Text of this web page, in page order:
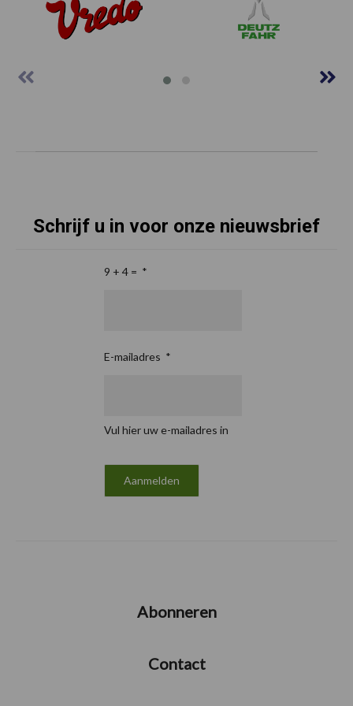
Schrijf u in voor onze nieuwsbrief
9 + 4 = *
E-mailadres *
Vul hier uw e-mailadres in
Abonneren
Contact